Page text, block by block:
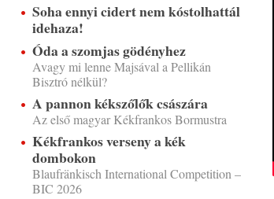
Soha ennyi cidert nem kóstolhattál
idehaza!
Óda a szomjas gödényhez
Avagy mi lenne Majsával a Pellikán
Bisztró nélkül?
A pannon kékszőlők császára
Az első magyar Kékfrankos Bormustra
Kékfrankos verseny a kék
dombokon
Blaufränkisch International Competition –
BIC 2026